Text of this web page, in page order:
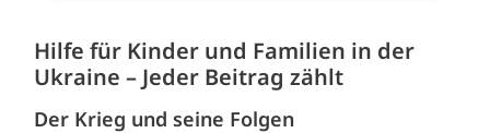
Hilfe für Kinder und Familien in der
Ukraine – Jeder Beitrag zählt
Der Krieg und seine Folgen